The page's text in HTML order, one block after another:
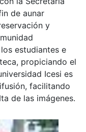
de aunar
y
estudiantes e
propiciando el
Icesi es
facilitando
de las imágenes.